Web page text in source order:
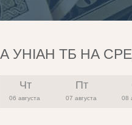
УНІАН ТБ НА
Чт
06 августа
Пт
07 августа 08